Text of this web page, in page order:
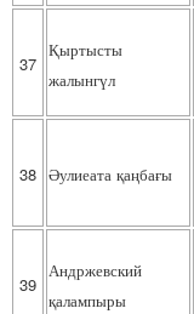
37
Қыртысты
жалынгүл
38 Әулиеата қаңбағы
39
Андржевский
қалампыры